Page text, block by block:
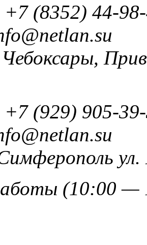
+7 (8352) 44-
Чебоксары,
+7 (929) 905-
(10:00 —